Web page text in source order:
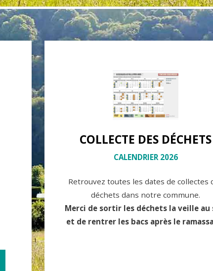
COLLECTE DES DÉCHETS
CALENDRIER 2026
Retrouvez toutes les dates de collectes
déchets dans notre commune.
Merci de sortir les déchets la veille au
et de rentrer les bacs après le